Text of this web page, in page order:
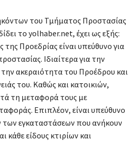
του Τμήματος Προστασίας
το yolhaber.net, έχει ως εξής:
Προεδρίας είναι υπεύθυνο για
Ιδιαίτερα για την
ακεραιότητα του Προέδρου και
του. Καθώς και κατοικιών,
τη μεταφορά τους με
Επιπλέον, είναι υπεύθυνο
των εγκαταστάσεων που ανήκουν
κάθε είδους κτιρίων και